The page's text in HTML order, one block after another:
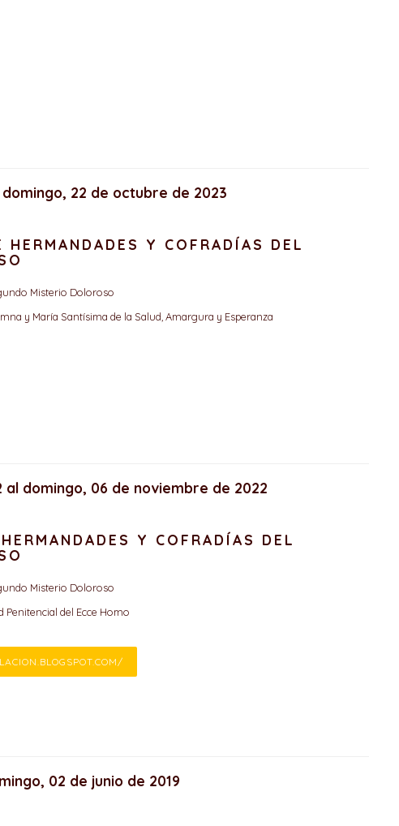
22 de octubre de 2023
Y COFRADÍAS DEL
Misterio Doloroso
y María Santísima de la Salud, Amargura y Esperanza
domingo, 06 de noviembre de 2022
Y COFRADÍAS DEL
Misterio Doloroso
del Ecce Homo
02 de junio de 2019